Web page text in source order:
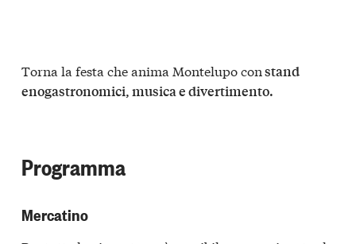
Torna la festa che anima Montelupo constand
enogastronomici, musica e divertimento.
Programma
Mercatino